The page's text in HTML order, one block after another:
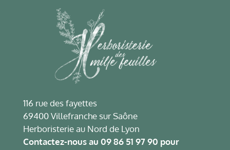
116 rue des fayettes
69400 Villefranche sur Saône
Herboristerie au Nord de Lyon
Contactez-nous au 09 86 51 97 90 pour